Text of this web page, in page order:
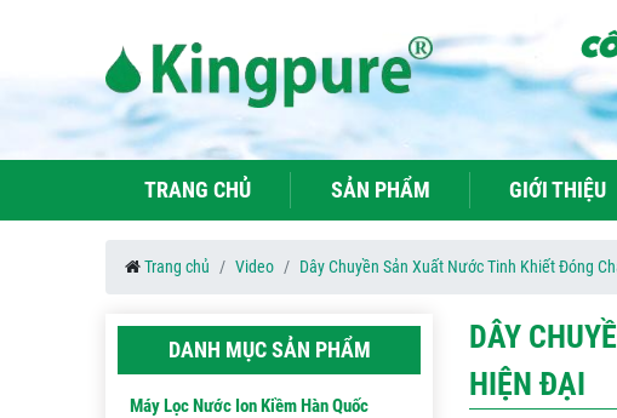
TRANG CHỦ SẢN PHẨM GIỚI THIỆU
Trang chủ Video Dây Chuyền Sản Xuất Nước Tinh Khiết Đóng
DÂY
HIỆN ĐẠI
DANH MỤC SẢN PHẨM
Máy Lọc Nước Ion Kiềm Hàn Quốc